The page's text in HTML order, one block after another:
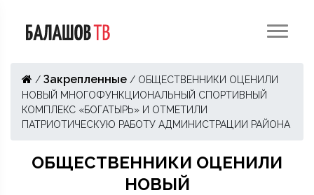
/ Закрепленные / ОБЩЕСТВЕННИКИ ОЦЕНИЛИ
НОВЫЙ МНОГОФУНКЦИОНАЛЬНЫЙ СПОРТИВНЫЙ
КОМПЛЕКС «БОГАТЫРЬ» И ОТМЕТИЛИ
ПАТРИОТИЧЕСКУЮ РАБОТУ АДМИНИСТРАЦИИ РАЙОНА
ОБЩЕСТВЕННИКИ ОЦЕНИЛИ
НОВЫЙ